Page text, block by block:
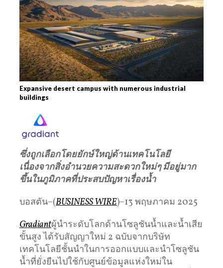
Expansive desert campus with numerous industrial
buildings
ซึ่งถูกเลือกโดยยักษ์ใหญ่ด้านเทคโนโลยี
เนื่องจากสิ่งอำนวยความสะดวกใหม่ๆ มีอยู่มาก
ขึ้นในภูมิภาคที่ประสบปัญหาเรื่องน้ำ
บอสตัน–(BUSINESS WIRE)–13 พฤษภาคม 2025
Gradiantผู้นำระดับโลกด้านโซลูชันน้ำและน้ำเสีย
ขั้นสูง ได้รับสัญญาใหม่ 2 ฉบับจากบริษัท
เทคโนโลยีชั้นนำในการออกแบบและนำโซลูชัน
น้ำที่ยั่งยืนไปใช้กับศูนย์ข้อมูลแห่งใหม่ใน